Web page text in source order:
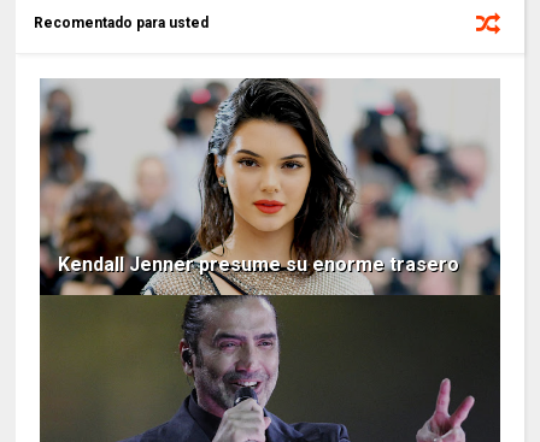
Recomentado para usted
Kendall Jenner presume su enorme trasero